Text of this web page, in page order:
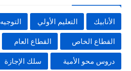
الأنابيك التعليم الأولي التوجيه
القطاع الخاص القطاع العام
دروس محو الأمية سلك الإجازة